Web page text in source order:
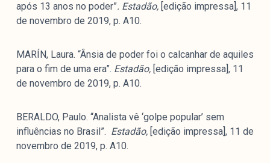
após 13 anos no poder”. Estadão,[edição impressa], 11
de novembro de 2019, p. A10.
MARÍN, Laura. “Ânsia de poder foi o calcanhar de aquiles
para o fim de uma era”. Estadão,[edição impressa], 11
de novembro de 2019, p. A10.
BERALDO, Paulo. “Analista vê ‘golpe popular’ sem
influências no Brasil”. Estadão,[edição impressa], 11 de
novembro de 2019, p. A10.